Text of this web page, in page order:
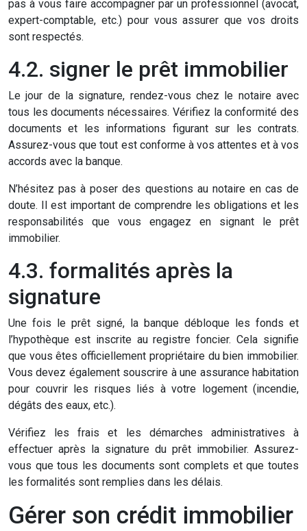
pas à vous faire accompagner par un professionnel (avocat,
expert-comptable, etc.) pour vous assurer que vos droits
sont respectés.
4.2. signer le prêt immobilier
Le jour de la signature, rendez-vous chez le notaire avec
tous les documents nécessaires. Vérifiez la conformité des
documents et les informations figurant sur les contrats.
Assurez-vous que tout est conforme à vos attentes et à vos
accords avec la banque.
N’hésitez pas à poser des questions au notaire en cas de
doute. Il est important de comprendre les obligations et les
responsabilités que vous engagez en signant le prêt
immobilier.
4.3. formalités après la
signature
Une fois le prêt signé, la banque débloque les fonds et
l’hypothèque est inscrite au registre foncier. Cela signifie
que vous êtes officiellement propriétaire du bien immobilier.
Vous devez également souscrire à une assurance habitation
pour couvrir les risques liés à votre logement (incendie,
dégâts des eaux, etc.).
Vérifiez les frais et les démarches administratives à
effectuer après la signature du prêt immobilier. Assurez-
vous que tous les documents sont complets et que toutes
les formalités sont remplies dans les délais.
Gérer son crédit immobilier